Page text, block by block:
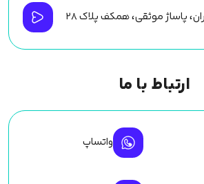
پاساژ موثقی، همکف پلاک ۲۸
ارتباط با ما
واتساپ